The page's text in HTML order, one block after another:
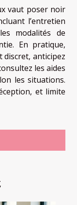
vaut poser noir
l’entretien
modalités de
En pratique,
discret, anticipez
les aides
les situations.
et limite